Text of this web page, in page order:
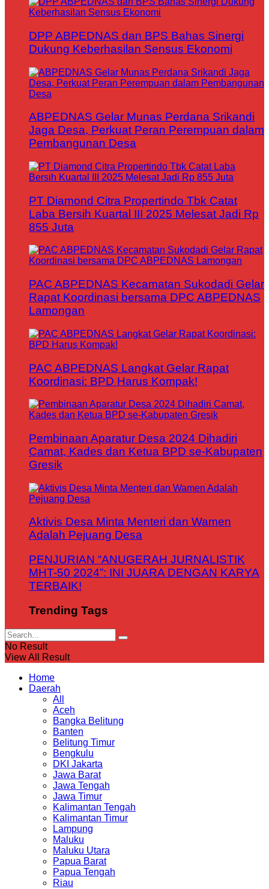
DPP ABPEDNAS dan BPS Bahas Sinergi
Dukung Keberhasilan Sensus Ekonomi
ABPEDNAS Gelar Munas Perdana Srikandi
Jaga Desa, Perkuat Peran Perempuan dalam
Pembangunan Desa
PT Diamond Citra Propertindo Tbk Catat
Laba Bersih Kuartal III 2025 Melesat Jadi Rp
855 Juta
PAC ABPEDNAS Kecamatan Sukodadi Gelar
Rapat Koordinasi bersama DPC ABPEDNAS
Lamongan
PAC ABPEDNAS Langkat Gelar Rapat
Koordinasi: BPD Harus Kompak!
Pembinaan Aparatur Desa 2024 Dihadiri
Camat, Kades dan Ketua BPD se-Kabupaten
Gresik
Aktivis Desa Minta Menteri dan Wamen
Adalah Pejuang Desa
PENJURIAN “ANUGERAH JURNALISTIK
MHT-50 2024”: INI JUARA DENGAN KARYA
TERBAIK!
Trending Tags
No Result
View All Result
Home
Daerah
All
Aceh
Bangka Belitung
Banten
Belitung Timur
Bengkulu
DKI Jakarta
Jawa Barat
Jawa Tengah
Jawa Timur
Kalimantan Tengah
Kalimantan Timur
Lampung
Maluku
Maluku Utara
Papua Barat
Papua Tengah
Riau